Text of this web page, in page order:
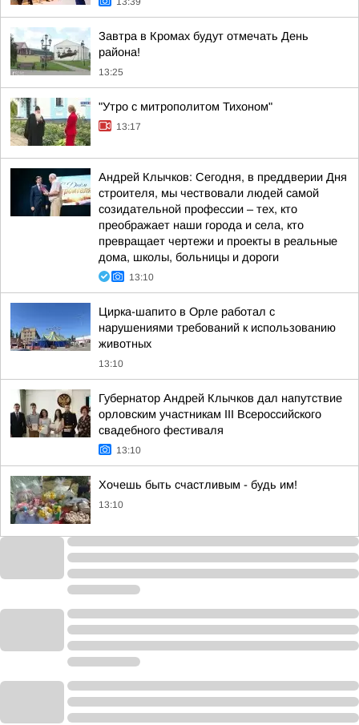
Завтра в Кромах будут отмечать День
района!
13:25
"Утро с митрополитом Тихоном"
13:17
Андрей Клычков: Сегодня, в преддверии Дня
строителя, мы чествовали людей самой
созидательной профессии – тех, кто
преображает наши города и села, кто
превращает чертежи и проекты в реальные
дома, школы, больницы и дороги
13:10
Цирка-шапито в Орле работал с
нарушениями требований к использованию
животных
13:10
Губернатор Андрей Клычков дал напутствие
орловским участникам III Всероссийского
свадебного фестиваля
13:10
Хочешь быть счастливым - будь им!
13:10